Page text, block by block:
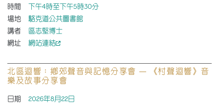
時間
下午4時至下午5時30分
場地
駱克道公共圖書館
講者
區志堅博士
網址
網站連結
北區迴響：鄉郊聲音與記憶分享會 — 《村聲迴響》音
樂及故事分享會
日期
2026年8月22日